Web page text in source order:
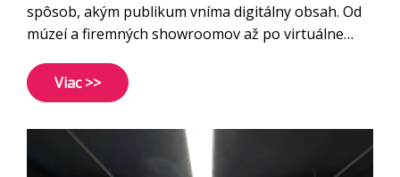
spôsob, akým publikum vníma digitálny obsah. Od
múzeí a firemných showroomov až po virtuálne
vytvárajú pôsobivé LED riešenia pútavé prostredia,
ktoré ďaleko presahujú rámec tradičných bytov.
Viac >>